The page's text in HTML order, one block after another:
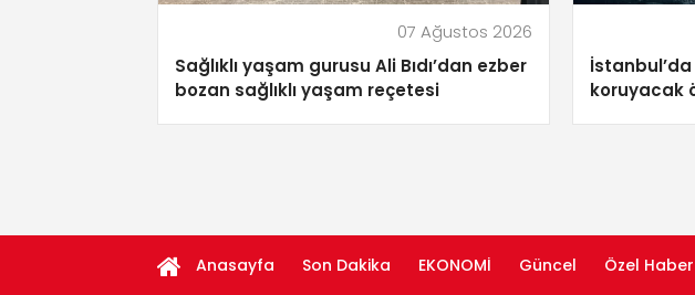
07 Ağustos 2026
Sağlıklı yaşam gurusu Ali Bıdı’dan ezber
bozan sağlıklı yaşam reçetesi
İstanbul’da
koruyacak
Anasayfa Son Dakika EKONOMİ Güncel Özel Haber